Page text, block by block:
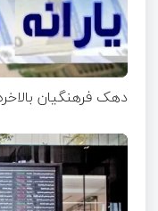
دهک فرهنگیان